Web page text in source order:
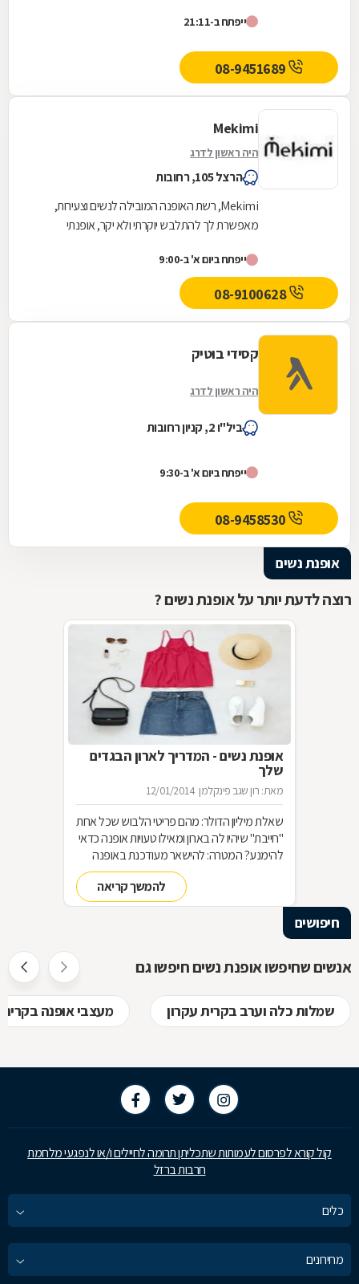
ייפתח ב-21:11
08-9451689
Mekimi
היה ראשון לדרג
הרצל 105, רחובות
Mekimi, רשת האופנה המובילה לנשים וצעירות,
מאפשרת לך להתלבש יוקרתי ולא יקר, אופנתי
Mekimi ייחודי...
ייפתח ביום א' ב-9:00
08-9100628
קסידי בוטיק
היה ראשון לדרג
ביל"ו 2, קניון רחובות
ייפתח ביום א' ב-9:30
08-9458530
אופנת נשים
רוצה לדעת יותר על אופנת נשים ?
אופנת נשים - המדריך לארון הבגדים
שלך
מאת: רון שגב פינקלמן 12/01/2014
שאלת מיליון הדולר: מהם פריטי הלבוש שכל אחת
"חייבת" שיהיו לה בארון ומאילו טעויות אופנה כדאי
להימנע? המטרה: להישאר מעודכנת באופנה
מבלי להחליף מלתחה שלמה כל עונה האמצעי:
להמשך קריאה
חיפושים
אנשים שחיפשו אופנת נשים חיפשו גם
שמלות כלה וערב בקרית עקרון מעצבי אופנה בקרית
קול קורא לפרסום לעמותות שתכליתן תרומה לחיילים ו/או לנפגעי מלחמת
חרבות ברזל
כלים
מחירונים